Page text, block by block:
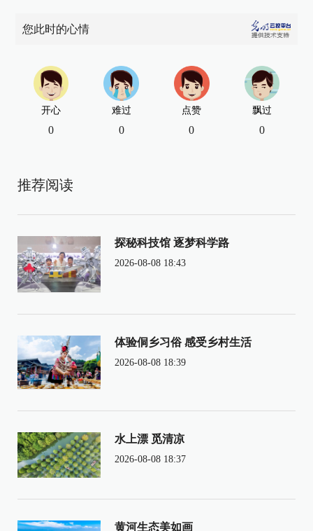
您此时的心情
开心
0
难过
0
点赞
0
飘过
0
推荐阅读
探秘科技馆 逐梦科学路
2026-08-08 18:43
体验侗乡习俗 感受乡村生活
2026-08-08 18:39
水上漂 觅清凉
2026-08-08 18:37
黄河生态美如画